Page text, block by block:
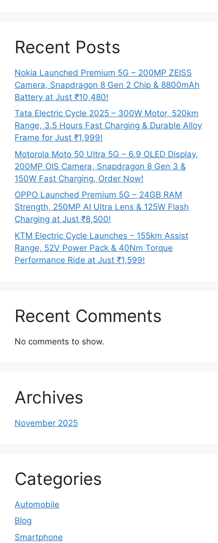
Recent Posts
Nokia Launched Premium 5G – 200MP ZEISS
Camera, Snapdragon 8 Gen 2 Chip & 8800mAh
Battery at Just ₹10,480!
Tata Electric Cycle 2025 – 300W Motor, 520km
Range, 3.5 Hours Fast Charging & Durable Alloy
Frame for Just ₹1,999!
Motorola Moto 50 Ultra 5G – 6.9 OLED Display,
200MP OIS Camera, Snapdragon 8 Gen 3 &
150W Fast Charging, Order Now!
OPPO Launched Premium 5G – 24GB RAM
Strength, 250MP AI Ultra Lens & 125W Flash
Charging at Just ₹8,500!
KTM Electric Cycle Launches – 155km Assist
Range, 52V Power Pack & 40Nm Torque
Performance Ride at Just ₹1,599!
Recent Comments
No comments to show.
Archives
November 2025
Categories
Automobile
Blog
Smartphone